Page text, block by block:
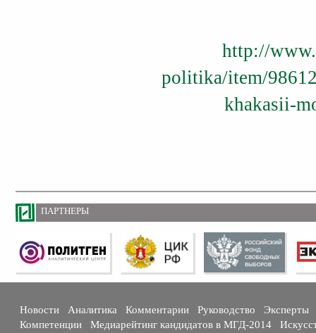
http://
politika/item/
khakasii-
ПАРТНЕРЫ
Новости Аналитика Комментарии Руководство
Эксперты
Компетенции
Медиарейтинг кандидатов в МГД-2014